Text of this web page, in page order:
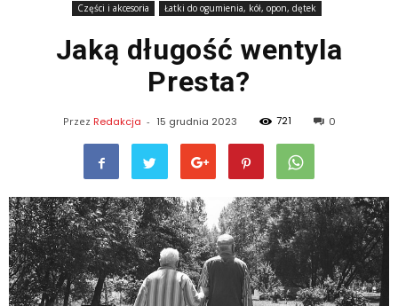
Części i akcesoria Łatki do ogumienia, kół, opon, dętek
Jaką długość wentyla
Presta?
Przez Redakcja - 15 grudnia 2023 721 0